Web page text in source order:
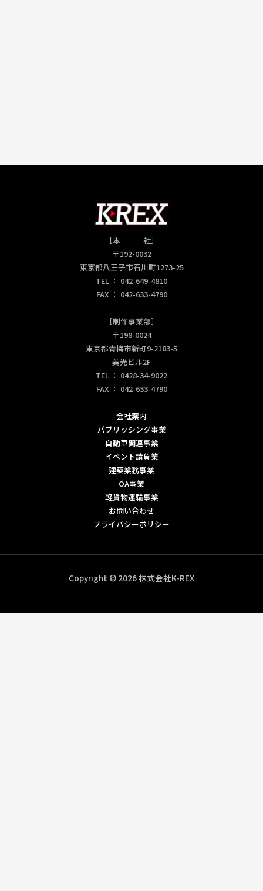
［本 社］
〒192-0032
東京都八王子市石川町1273-25
TEL ： 042-649-4810
FAX ： 042-633-4790
［制作事業部］
〒198-0024
東京都青梅市新町9-2183-5
美光ビル2F
TEL ： 0428-34-9022
FAX ： 042-633-4790
会社案内
パブリッシング事業
自動車関連事業
イベント請負業
建築業務事業
OA事業
軽貨物運輸事業
お問い合わせ
プライバシーポリシー
Copyright © 2026 株式会社K-REX